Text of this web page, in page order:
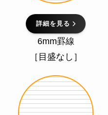
詳細を見る
6mm罫線
［目盛なし］